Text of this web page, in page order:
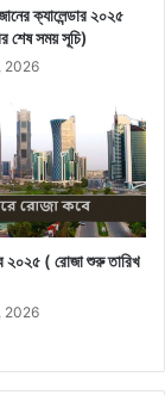
ক্যালেন্ডার ২০২৫
শেষ সময় সূচি)
2026
২০২৫ ( রোজা শুরু তারিখ
2026